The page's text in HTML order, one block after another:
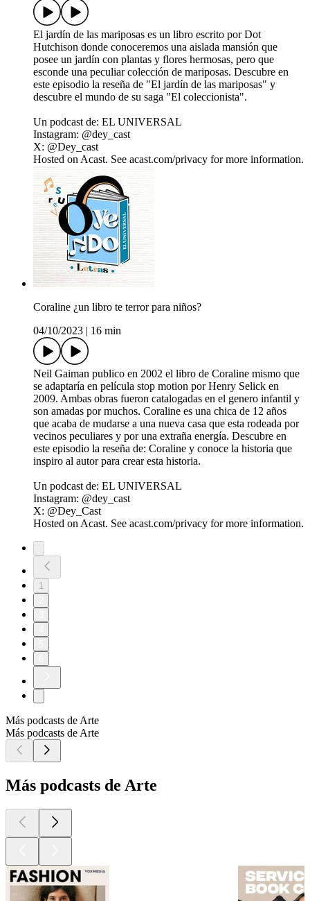
El jardín de las mariposas es un libro escrito por Dot
Hutchison donde conoceremos una aislada mansión que
posee un jardín con plantas y flores hermosas, pero que
esconde una peculiar colección de mariposas. Descubre en
este episodio la reseña de "El jardín de las mariposas" y
descubre el mundo de su saga "El coleccionista".
Un podcast de: EL UNIVERSAL
Instagram: @dey_cast
X: @Dey_cast
Hosted on Acast. See acast.com/privacy for more information.
Coraline ¿un libro te terror para niños?
04/10/2023
16 min
Neil Gaiman publico en 2002 el libro de Coraline mismo que
se adaptaría en película stop motion por Henry Selick en
2009. Ambas obras fueron catalogadas en el genero infantil y
son amadas por muchos. Coraline es una chica de 12 años
que acaba de mudarse a una nueva casa que esta rodeada por
vecinos peculiares y por una extraña energía. Descubre en
este episodio la reseña de: Coraline y conoce la historia que
inspiro al autor para crear esta historia.
Un podcast de: EL UNIVERSAL
Instagram: @dey_cast
X: @Dey_Cast
Hosted on Acast. See acast.com/privacy for more information.
1
Más podcasts de Arte
Más podcasts de Arte
Más podcasts de Arte